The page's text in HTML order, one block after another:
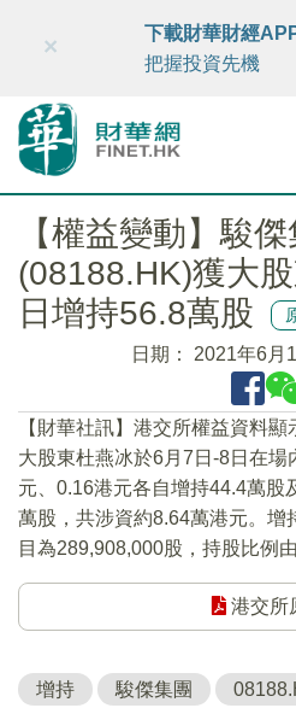
財華智庫網 FINTV
×
下載財華財經
把握投資先機
【權益變動】駿傑
(08188.HK)獲大
日增持56.8萬股
日期： 2021年6月
【財華社訊】港交所權益資料
大股東杜燕冰於6月7日-8日在
元、0.16港元各自增持44.4萬股
萬股，共涉資約8.64萬港元。增
目為289,908,000股，持股比例
港交所
增持 駿傑集團